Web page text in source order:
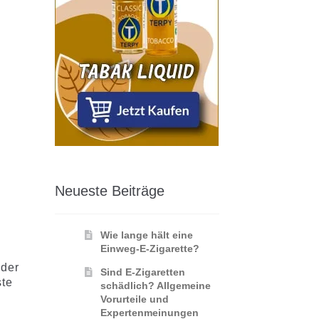
Neueste Beiträge
Wie lange hält eine
Einweg-E-Zigarette?
Sind E-Zigaretten
schädlich? Allgemeine
Vorurteile und
Expertenmeinungen